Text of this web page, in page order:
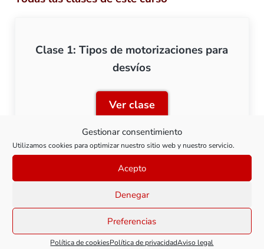
Gestionar consentimiento
Utilizamos cookies para optimizar nuestro sitio web y nuestro servicio.
Acepto
Denegar
Preferencias
Política de cookiesPolítica de privacidadAviso legal
Clase 1: Tipos de motorizaciones para
desvíos
Ver claseClase 1: Tipos de
Clase 2: Bobinas electromagnéticas
Ver claseClase 2: Bobinas